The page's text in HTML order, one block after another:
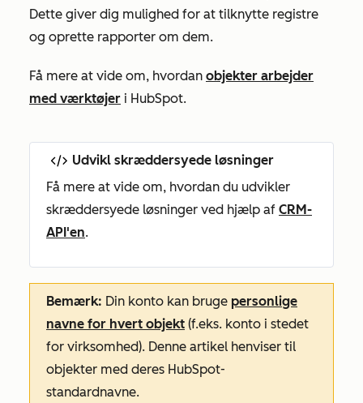
Dette giver dig mulighed for at tilknytte registre
og oprette rapporter om dem.
Få mere at vide om, hvordan objekter arbejder
med værktøjer i HubSpot.
Udvikl skræddersyede løsninger
Få mere at vide om, hvordan du udvikler
skræddersyede løsninger ved hjælp af CRM-
API'en.
Bemærk: Din konto kan bruge personlige
navne for hvert objekt (f.eks. konto i stedet
for virksomhed). Denne artikel henviser til
objekter med deres HubSpot-
standardnavne.